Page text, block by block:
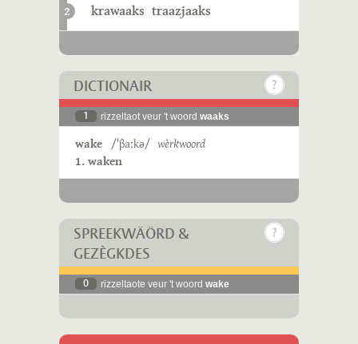
2 krawaaks traazjaaks
DICTIONAIR
1 rizzeltaot veur 't woord waaks
wake /ˈβaːkə/ wèrkwoord
1. waken
SPREEKWÄÖRD &
GEZÈGKDES
0 rizzeltaote veur 't woord wake